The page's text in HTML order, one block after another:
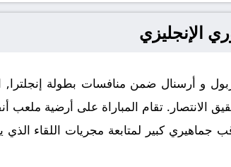
الإنجليزي
و أرسنال ضمن منافسات بطولة إنجلترا,